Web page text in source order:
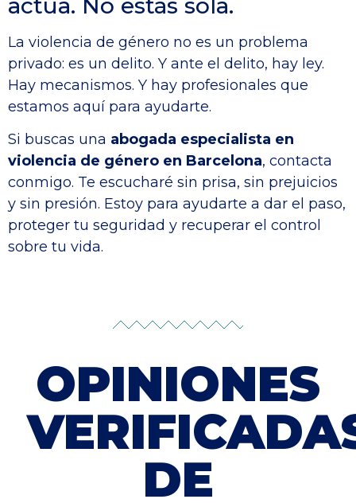
actúa. No estás sola.
La violencia de género no es un problema
privado: es un delito. Y ante el delito, hay ley.
Hay mecanismos. Y hay profesionales que
estamos aquí para ayudarte.
Si buscas una abogada especialista en
violencia de género en Barcelona, contacta
conmigo. Te escucharé sin prisa, sin prejuicios
y sin presión. Estoy para ayudarte a dar el paso,
proteger tu seguridad y recuperar el control
sobre tu vida.
OPINIONES
DE